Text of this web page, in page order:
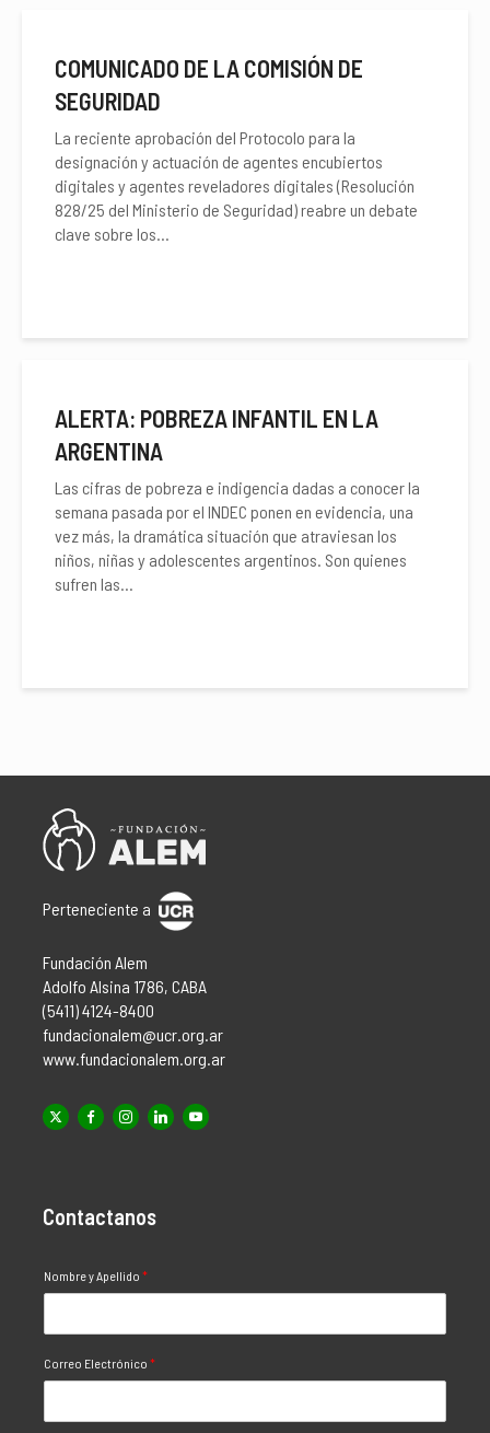
COMUNICADO DE LA COMISIÓN DE
SEGURIDAD
La reciente aprobación del Protocolo para la
designación y actuación de agentes encubiertos
digitales y agentes reveladores digitales (Resolución
828/25 del Ministerio de Seguridad) reabre un debate
clave sobre los...
ALERTA: POBREZA INFANTIL EN LA
ARGENTINA
Las cifras de pobreza e indigencia dadas a conocer la
semana pasada por el INDEC ponen en evidencia, una
vez más, la dramática situación que atraviesan los
niños, niñas y adolescentes argentinos. Son quienes
sufren las...
Perteneciente a
Fundación Alem
Adolfo Alsina 1786, CABA
(5411) 4124-8400
fundacionalem@ucr.org.ar
www.fundacionalem.org.ar
Contactanos
Nombre y Apellido *
Correo Electrónico *